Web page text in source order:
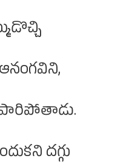
దగ్గు